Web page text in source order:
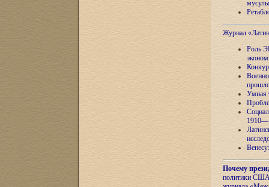
Журнал
Роль
Умная
Почему
политики США